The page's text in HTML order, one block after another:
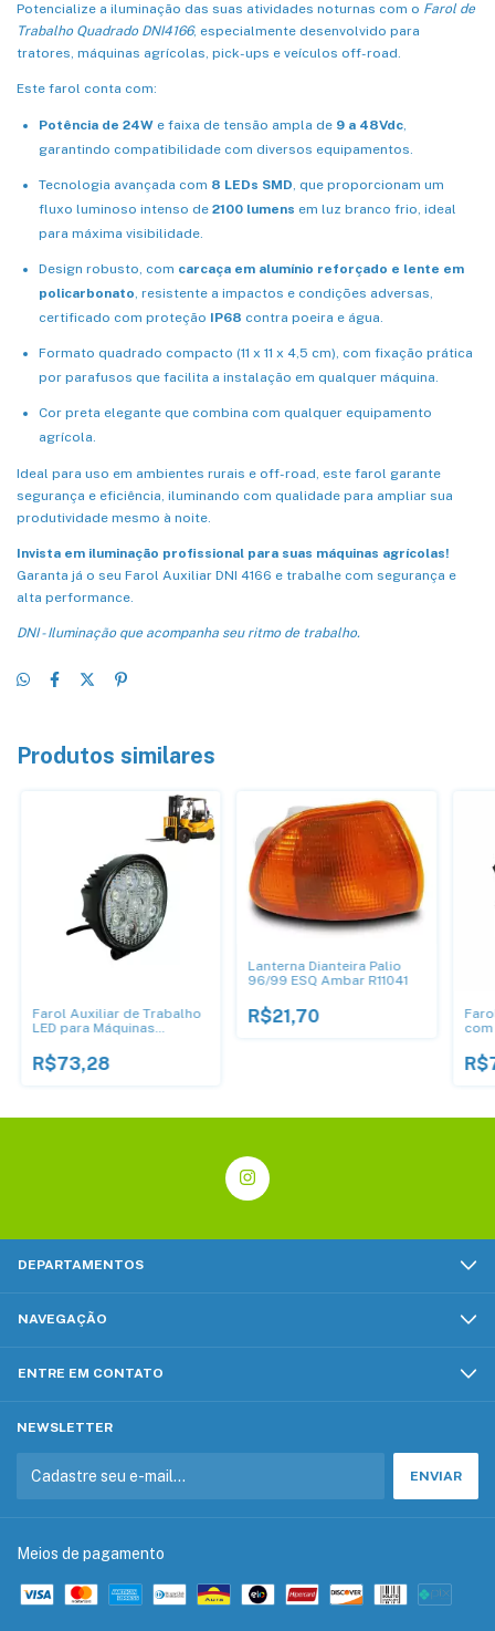
Potencialize a iluminação das suas atividades noturnas com o Farol de
Trabalho Quadrado DNI4166, especialmente desenvolvido para
tratores, máquinas agrícolas, pick-ups e veículos off-road.
Este farol conta com:
Potência de 24W e faixa de tensão ampla de 9 a 48Vdc,
garantindo compatibilidade com diversos equipamentos.
Tecnologia avançada com 8 LEDs SMD, que proporcionam um
fluxo luminoso intenso de 2100 lumens em luz branco frio, ideal
para máxima visibilidade.
Design robusto, com carcaça em alumínio reforçado e lente em
policarbonato, resistente a impactos e condições adversas,
certificado com proteção IP68 contra poeira e água.
Formato quadrado compacto (11 x 11 x 4,5 cm), com fixação prática
por parafusos que facilita a instalação em qualquer máquina.
Cor preta elegante que combina com qualquer equipamento
agrícola.
Ideal para uso em ambientes rurais e off-road, este farol garante
segurança e eficiência, iluminando com qualidade para ampliar sua
produtividade mesmo à noite.
Invista em iluminação profissional para suas máquinas agrícolas!
Garanta já o seu Farol Auxiliar DNI 4166 e trabalhe com segurança e
alta performance.
DNI - Iluminação que acompanha seu ritmo de trabalho.
Produtos similares
Farol Auxiliar de Trabalho
LED para Máquinas
4161
R$73,28
Lanterna Dianteira Palio
96/99 ESQ Ambar R11041
R$21,70
4180
DEPARTAMENTOS
NAVEGAÇÃO
ENTRE EM CONTATO
NEWSLETTER
Meios de pagamento